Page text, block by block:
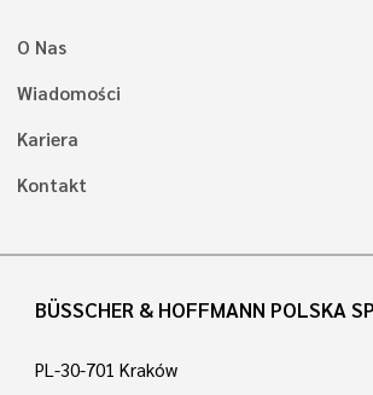
O Nas
Wiadomości
Kariera
Kontakt
BÜSSCHER & HOFFMANN POLSKA
PL-30-701 Kraków